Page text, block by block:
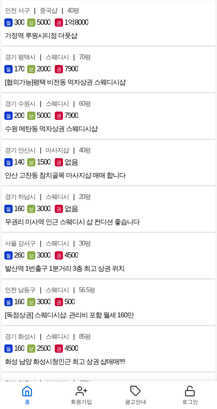
인천 서구 | 중국샵 | 40평
월 300 보 5000 권 1억8000
가정역 루원시티점 더풋샵
경기 평택시 | 스웨디시 | 70평
월 170 보 2000 권 7900
[협의가능]평택 비전동 먹자상권 스웨디시샵
경기 수원시 | 스웨디시 | 60평
월 200 보 5000 권 7900
수원 메탄동 먹자상권 스웨디시샵
경기 안산시 | 마사지샵 | 40평
월 140 보 1500 권 없음
안산 고잔동 참치골목 마사지샵 매매 합니다
경기 하남시 | 스웨디시 | 20평
월 160 보 3000 권 없음
무권리 미사역 인근 스웨디시 샵 컨디션 좋습니다
서울 강서구 | 스웨디시 | 30평
월 260 보 3000 권 4500
발산역 1번출구 1분거리 3층 최고 상권 위치
인천 남동구 | 스웨디시 | 56.5평
월 160 보 3000 권 500
[독점상권] 스웨디시샵. 관리비 포함 월세 160만
경기 화성시 | 스웨디시 | 85평
월 160 보 2500 권 4500
화성 남양 화성시청인근 최고 상권 샵매매!!!!
경기 양주시 | 마사지샵 | 40평
150 보 4000
홈 회원가입 광고안내 로그인